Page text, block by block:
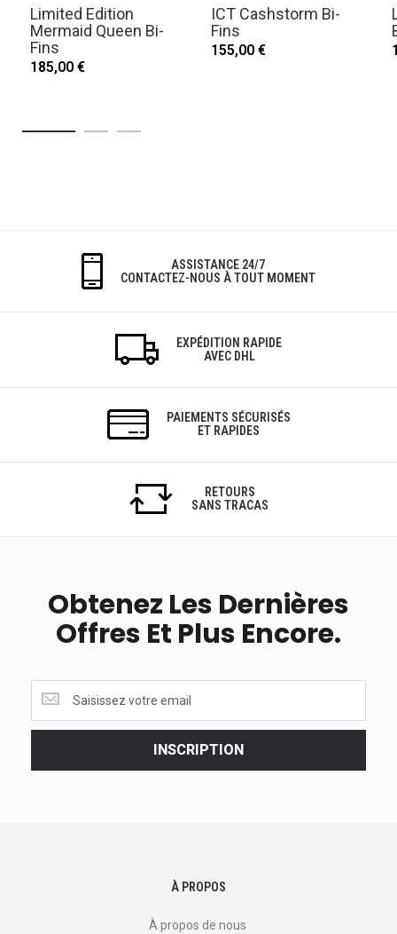
Limited Edition
Mermaid Queen Bi-
Fins
185,00 €
ICT Cashstorm Bi-
Fins
155,00 €
ASSISTANCE 24/7
CONTACTEZ-NOUS À TOUT MOMENT
EXPÉDITION RAPIDE
AVEC DHL
PAIEMENTS SÉCURISÉS
ET RAPIDES
RETOURS
SANS TRACAS
Obtenez Les Dernières
Offres Et Plus Encore.
les
dernières
INSCRIPTION
À PROPOS
À propos de nous